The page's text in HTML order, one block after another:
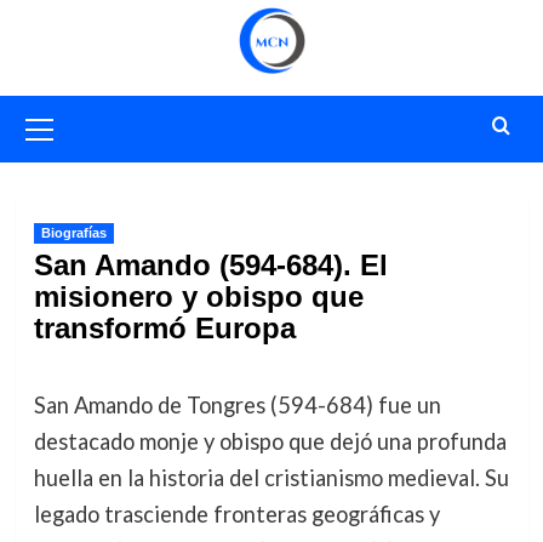
primario
Biografías
San Amando (594-684). El
misionero y obispo que
transformó Europa
San Amando de Tongres (594-684) fue un
destacado monje y obispo que dejó una profunda
huella en la historia del cristianismo medieval. Su
legado trasciende fronteras geográficas y